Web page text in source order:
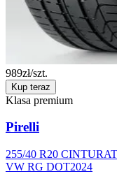
989zł/szt.
Kup teraz
Klasa premium
Pirelli
255/40 R20
VW RG DOT2024